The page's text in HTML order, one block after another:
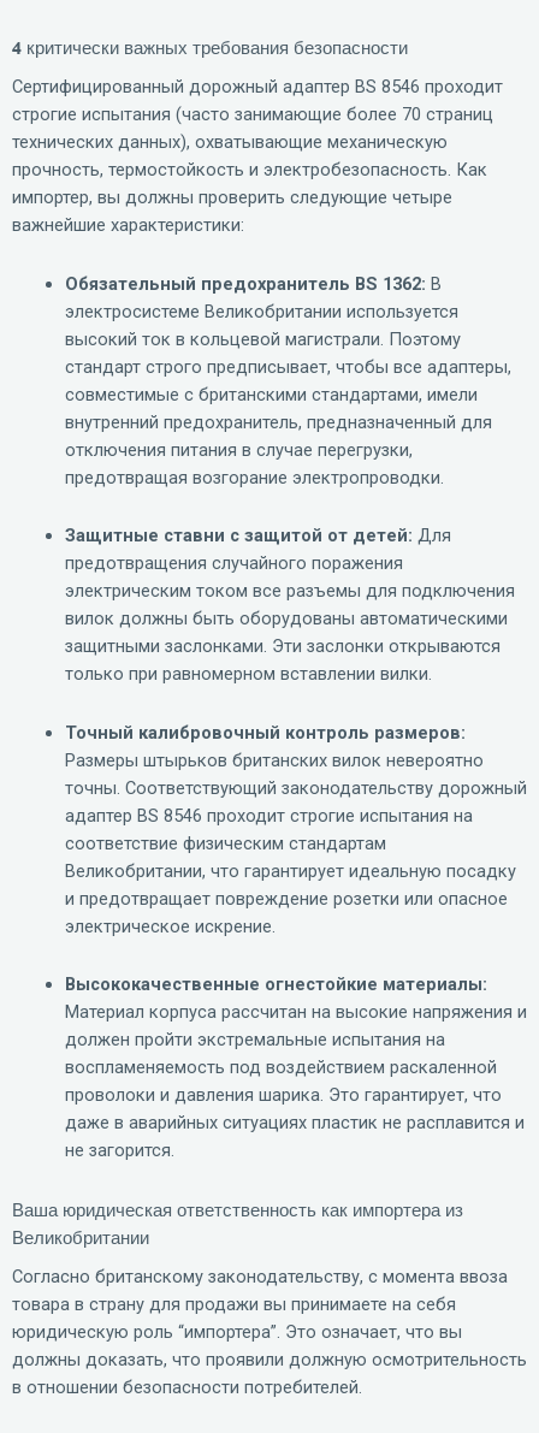
4 критически важных требования безопасности
Сертифицированный дорожный адаптер BS 8546 проходит
строгие испытания (часто занимающие более 70 страниц
технических данных), охватывающие механическую
прочность, термостойкость и электробезопасность. Как
импортер, вы должны проверить следующие четыре
важнейшие характеристики:
Обязательный предохранитель BS 1362: В
электросистеме Великобритании используется
высокий ток в кольцевой магистрали. Поэтому
стандарт строго предписывает, чтобы все адаптеры,
совместимые с британскими стандартами, имели
внутренний предохранитель, предназначенный для
отключения питания в случае перегрузки,
предотвращая возгорание электропроводки.
Защитные ставни с защитой от детей: Для
предотвращения случайного поражения
электрическим током все разъемы для подключения
вилок должны быть оборудованы автоматическими
защитными заслонками. Эти заслонки открываются
только при равномерном вставлении вилки.
Точный калибровочный контроль размеров:
Размеры штырьков британских вилок невероятно
точны. Соответствующий законодательству дорожный
адаптер BS 8546 проходит строгие испытания на
соответствие физическим стандартам
Великобритании, что гарантирует идеальную посадку
и предотвращает повреждение розетки или опасное
электрическое искрение.
Высококачественные огнестойкие материалы:
Материал корпуса рассчитан на высокие напряжения и
должен пройти экстремальные испытания на
воспламеняемость под воздействием раскаленной
проволоки и давления шарика. Это гарантирует, что
даже в аварийных ситуациях пластик не расплавится и
не загорится.
Ваша юридическая ответственность как импортера из
Великобритании
Согласно британскому законодательству, с момента ввоза
товара в страну для продажи вы принимаете на себя
юридическую роль “импортера”. Это означает, что вы
должны доказать, что проявили должную осмотрительность
в отношении безопасности потребителей.